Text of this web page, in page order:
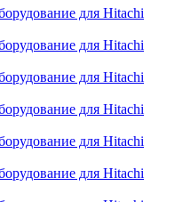
для Hitachi
для Hitachi
для Hitachi
для Hitachi
для Hitachi
для Hitachi